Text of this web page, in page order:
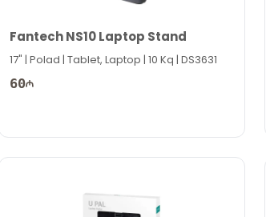
Fantech NS10 Laptop Stand
17" | Polad | Tablet, Laptop | 10 Kq | DS3631
60